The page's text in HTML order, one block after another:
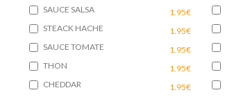
SAUCE SALSA
1.95€
STEACK HACHE
1.95€
SAUCE TOMATE
1.95€
THON
1.95€
CHEDDAR
1.95€